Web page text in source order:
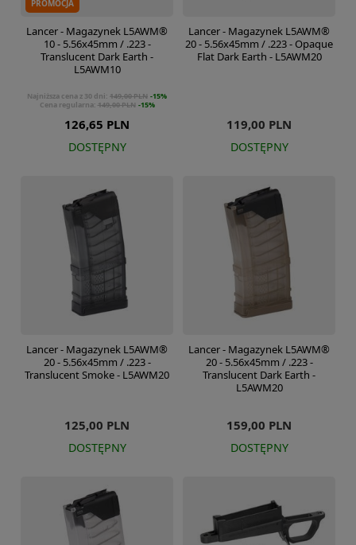
PROMOCJA
Lancer - Magazynek L5AWM®
10 - 5.56x45mm / .223 -
Translucent Dark Earth -
L5AWM10
126,65 PLN
Najniższa cena z 30 dni: 149,00 PLN -15%
Cena regularna: 149,00 PLN -15%
DOSTĘPNY
Lancer - Magazynek L5AWM®
20 - 5.56x45mm / .223 - Opaque
Flat Dark Earth - L5AWM20
119,00 PLN
DOSTĘPNY
Lancer - Magazynek L5AWM®
20 - 5.56x45mm / .223 -
Translucent Smoke - L5AWM20
125,00 PLN
DOSTĘPNY
Lancer - Magazynek L5AWM®
20 - 5.56x45mm / .223 -
Translucent Dark Earth -
L5AWM20
159,00 PLN
DOSTĘPNY